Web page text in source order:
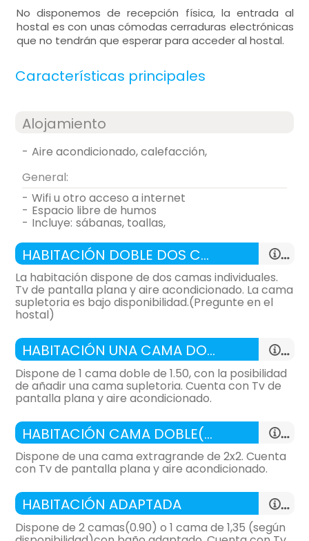
No disponemos de recepción física, la entrada al
hostal es con unas cómodas cerraduras electrónicas
que no tendrán que esperar para acceder al hostal.
Características principales
Alojamiento
-
aire acondicionado, calefacción,
General:
-
wifi u otro acceso a internet
- espacio libre de humos
- incluye: sábanas, toallas,
HABITACIÓN DOBLE DOS CAMAS
La habitación dispone de dos camas individuales.
Tv de pantalla plana y aire acondicionado. La cama
supletoria es bajo disponibilidad.(Pregunte en el
hostal)
-
habitación con: 1 Habitación
-
21 m²,
General:
habitación doble
- cama individual = 2 (105x190 cm.)
HABITACIÓN UNA CAMA DOBLE (UNA SUPLETORIA)
Dispone de 1 cama doble de 1.50, con la posibilidad
de añadir una cama supletoria. Cuenta con Tv de
pantalla plana y aire acondicionado.
-
habitación con: 1 Habitación
-
21 m²,
General:
Distribución:
HABITACIÓN CAMA DOBLE(2X2) + SUPLETORIA
Dispone de una cama extragrande de 2x2. Cuenta
con Tv de pantalla plana y aire acondicionado.
-
habitación con: 1 Habitación
-
21 m²,
General:
HABITACIÓN ADAPTADA
Dispone de 2 camas(0.90) o 1 cama de 1,35 (según